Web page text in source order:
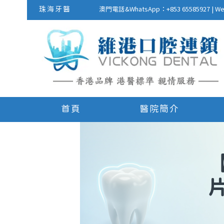
珠海牙醫 澳門電話&WhatsApp：+853 65585927 |
首頁 醫院簡介